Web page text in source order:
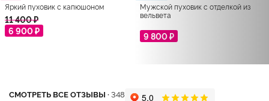
Яркий пуховик с капюшоном
11 400 ₽
6 900 ₽
Мужской пуховик с отделкой из
вельвета
9 800 ₽
СМОТРЕТЬ ВСЕ ОТЗЫВЫ ·348